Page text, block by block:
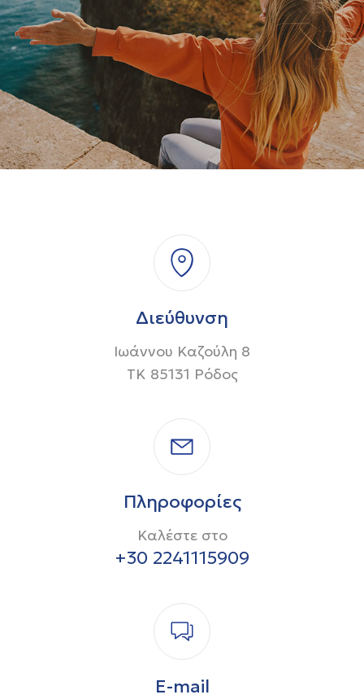
Διεύθυνση
Ιωάννου Καζούλη 8
ΤΚ 85131 Ρόδος
Πληροφορίες
Καλέστε στο
+30 2241115909
E-mail